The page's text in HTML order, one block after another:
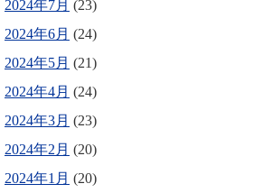
2024年7月 (23)
2024年6月 (24)
2024年5月 (21)
2024年4月 (24)
2024年3月 (23)
2024年2月 (20)
2024年1月 (20)